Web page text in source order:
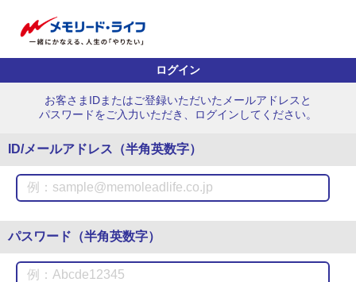
ログイン
お客さまIDまたはご登録いただいたメールアドレスと
パスワードをご入力いただき、ログインしてください。
ID/メールアドレス（半角英数字）
パスワード（半角英数字）